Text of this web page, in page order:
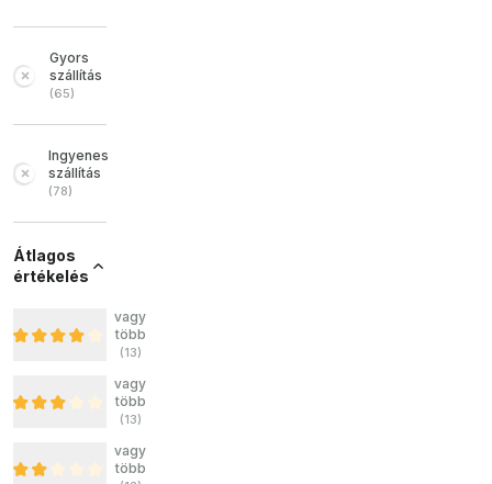
Gyors
szállítás
(65)
Ingyenes
szállítás
(78)
Átlagos
értékelés
vagy
több
(13)
vagy
több
(13)
vagy
több